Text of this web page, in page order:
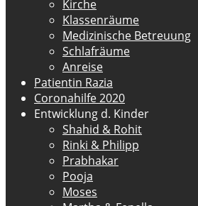
Kirche
Klassenräume
Medizinische Betreuung
Schlafräume
Anreise
Patientin Razia
Coronahilfe 2020
Entwicklung d. Kinder
Shahid & Rohit
Rinki & Philipp
Prabhakar
Pooja
Moses